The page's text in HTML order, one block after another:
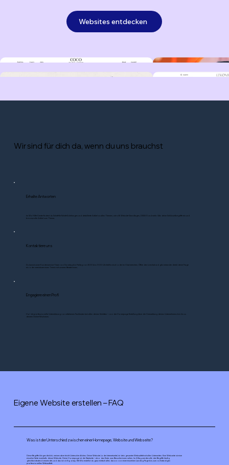
Websites entdecken
Wir sind für dich da, wenn du uns brauchst
Erhalte Antworten
Im Wix Hilfe-Center findest du Schritt-für-Schritt-Anleitungen und detaillierte Artikel zu allen Themen, wie z.B. Website-Grundlagen, DSGVO und mehr. Gib deine Schlüsselbegriffe ein und
browse alle Artikel zum Thema.
Kontaktiere uns
Du kannst unser Kundenservice-Team von Sonntag bis Freitag von 8:00 bis 21:00 Uhr telefonisch oder im Chat erreichen. Öffne den Livechat und gib entweder direkt deine Frage
ein oder vereinbare einen Termin mit unseren Berater:innen.
Engagiere einen Profi
Hol dir professionelle Unterstützung von erfahrenen Fachleuten bei allen deinen Schritten – von der Homepage Erstellung über die Vermarktung deines Unternehmens bis hin zu
deinem Online-Wachstum.
Eigene Website erstellen – FAQ
Was ist der Unterschied zwischen einer Homepage, Website und Webseite?
Diese Begriffe klingen ähnlich, meinen aber leicht Unterschiedliches: Deine Website (oder Internetseite) ist dein gesamter Webauftritt mit allen Unterseiten. Eine Webseite ist eine
einzelne Seite innerhalb dieser Website. Deine Homepage ist die Startseite – also das Erste, was Besucher:innen sehen. Im Alltag werden alle drei Begriffe häufig
gleichbedeutend verwendet, und das ist völlig okay. Mit Wix erstellst du ganz einfach alles davon: von einer einzelnen Landing Page bis zum vollständigen
professionellen Webauftritt.